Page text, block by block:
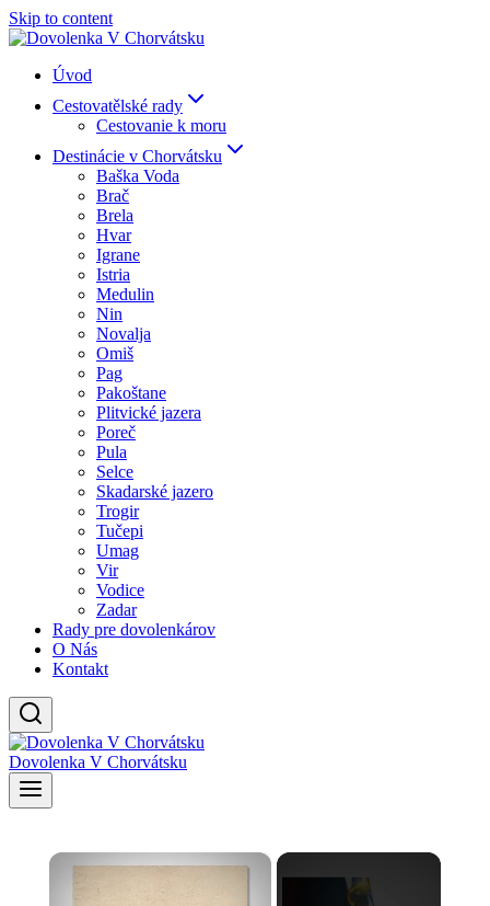
Skip to content
Úvod
Cestovatělské rady
Cestovanie k moru
Destinácie v Chorvátsku
Baška Voda
Brač
Brela
Hvar
Igrane
Istria
Medulin
Nin
Novalja
Omiš
Pag
Pakoštane
Plitvické jazera
Poreč
Pula
Selce
Skadarské jazero
Trogir
Tučepi
Umag
Vir
Vodice
Zadar
Rady pre dovolenkárov
O Nás
Kontakt
Dovolenka V Chorvátsku
×